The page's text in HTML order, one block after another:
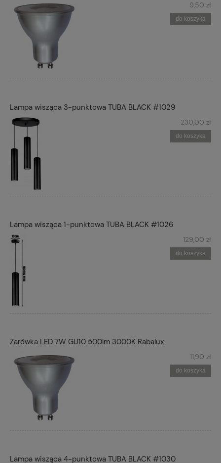
9,50 zł
do koszyka
Lampa wisząca 3-punktowa TUBA BLACK #1029
230,00 zł
do koszyka
Lampa wisząca 1-punktowa TUBA BLACK #1026
129,00 zł
do koszyka
Żarówka LED 7W GU10 500lm 3000K Rabalux
11,90 zł
do koszyka
Lampa wisząca 4-punktowa TUBA BLACK #1030